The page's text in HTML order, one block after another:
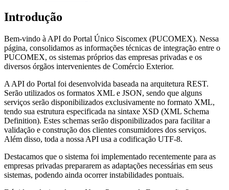
Introdução
Bem-vindo à API do Portal Único Siscomex (PUCOMEX). Nessa
página, consolidamos as informações técnicas de integração entre o
PUCOMEX, os sistemas próprios das empresas privadas e os
diversos órgãos intervenientes de Comércio Exterior.
A API do Portal foi desenvolvida baseada na arquitetura REST.
Serão utilizados os formatos XML e JSON, sendo que alguns
serviços serão disponibilizados exclusivamente no formato XML,
tendo sua estrutura especificada na sintaxe XSD (XML Schema
Definition). Estes schemas serão disponibilizados para facilitar a
validação e construção dos clientes consumidores dos serviços.
Além disso, toda a nossa API usa a codificação UTF-8.
Destacamos que o sistema foi implementado recentemente para as
empresas privadas prepararem as adaptações necessárias em seus
sistemas, podendo ainda ocorrer instabilidades pontuais.